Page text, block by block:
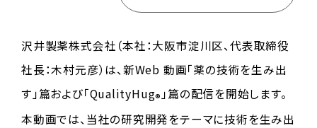
沢井製薬株式会社（本社：大阪市淀川区、代表取締役
社長：木村元彦）は、新Web 動画「薬の技術を生み出
す」篇および「QualityHug® 」篇の配信を開始します。
本動画では、当社の研究開発をテーマに技術を生み出